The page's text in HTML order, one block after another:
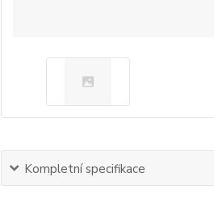
Kompletní specifikace